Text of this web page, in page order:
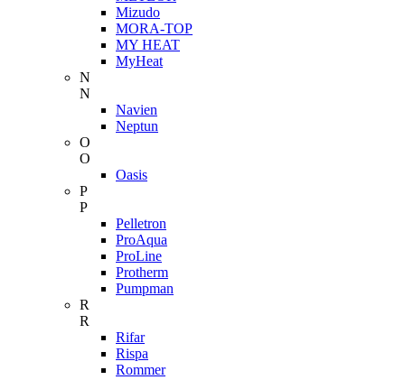
Mizudo
MORA-TOP
MY HEAT
MyHeat
N
N
Navien
Neptun
O
O
Oasis
P
P
Pelletron
ProAqua
ProLine
Protherm
Pumpman
R
R
Rifar
Rispa
Rommer